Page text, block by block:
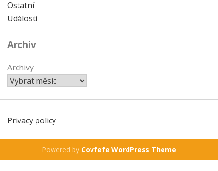
Ostatní
Události
Archiv
Archivy
Privacy policy
Powered by Covfefe WordPress Theme